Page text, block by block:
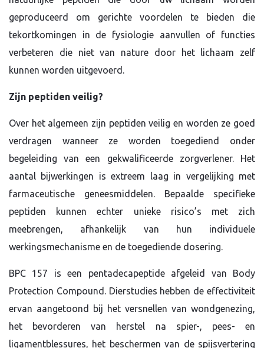
geproduceerd om gerichte voordelen te bieden die
tekortkomingen in de fysiologie aanvullen of functies
verbeteren die niet van nature door het lichaam zelf
kunnen worden uitgevoerd.
Zijn peptiden veilig?
Over het algemeen zijn peptiden veilig en worden ze goed
verdragen wanneer ze worden toegediend onder
begeleiding van een gekwalificeerde zorgverlener. Het
aantal bijwerkingen is extreem laag in vergelijking met
farmaceutische geneesmiddelen. Bepaalde specifieke
peptiden kunnen echter unieke risico’s met zich
meebrengen, afhankelijk van hun individuele
werkingsmechanisme en de toegediende dosering.
BPC 157 is een pentadecapeptide afgeleid van Body
Protection Compound. Dierstudies hebben de effectiviteit
ervan aangetoond bij het versnellen van wondgenezing,
het bevorderen van herstel na spier-, pees- en
ligamentblessures, het beschermen van de spijsvertering